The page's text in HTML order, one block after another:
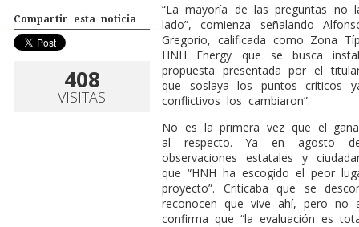
Compartir esta noticia
408
VISITAS
“La mayoría de las preguntas
lado”, comienza señalando
Gregorio, calificada como Zona
HNH Energy que se busca
propuesta presentada por el
que soslaya los puntos críticos
conflictivos los cambiaron”.
No es la primera vez que el
al respecto. Ya en agosto
observaciones estatales y
que “HNH ha escogido el peor
proyecto”. Criticaba que se
reconocen que vive ahí, pero no
confirma que “la evaluación es